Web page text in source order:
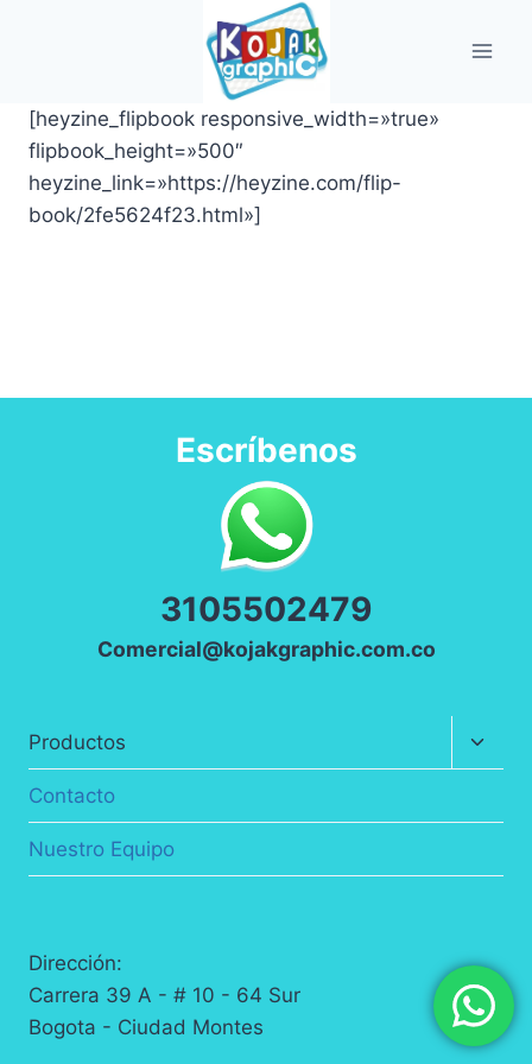
[heyzine_flipbook responsive_width=»true»
flipbook_height=»500″
heyzine_link=»https://heyzine.com/flip-
book/2fe5624f23.html»]
Escríbenos
3105502479
Comercial@kojakgraphic.com.co
Productos
menú
Contacto
Nuestro Equipo
Dirección:
Carrera 39 A - # 10 - 64 Sur
Bogota - Ciudad Montes